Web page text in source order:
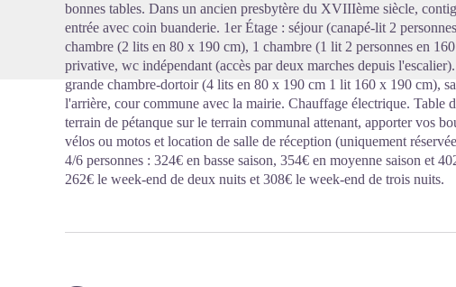
bonnes tables. Dans un ancien presbytère du XVIIIème siècle,
entrée avec coin buanderie. 1er Étage : séjour (canapé-lit 2
chambre (2 lits en 80 x 190 cm), 1 chambre (1 lit 2 personnes en
privative, wc indépendant (accès par deux marches depuis
grande chambre-dortoir (4 lits en 80 x 190 cm 1 lit 160 x 190 cm),
l'arrière, cour commune avec la mairie. Chauffage électrique. Table
terrain de pétanque sur le terrain communal attenant, apporter vos
vélos ou motos et location de salle de réception (uniquement
4/6 personnes : 324€ en basse saison, 354€ en moyenne saison et
262€ le week-end de deux nuits et 308€ le week-end de trois nuits.